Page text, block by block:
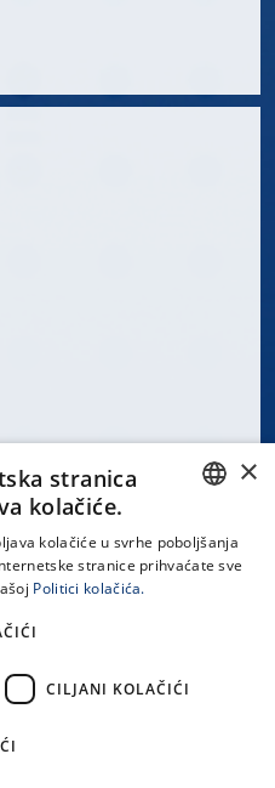
CROATIAN
×
stranica
kolačiće.
kolačiće u svrhe poboljšanja
stranice prihvaćate sve
Politici kolačića.
CILJANI KOLAČIĆI